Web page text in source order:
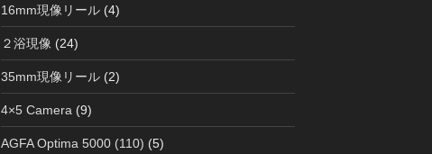
16mm現像リール (4)
２浴現像 (24)
35mm現像リール (2)
4×5 Camera (9)
AGFA Optima 5000 (110) (5)